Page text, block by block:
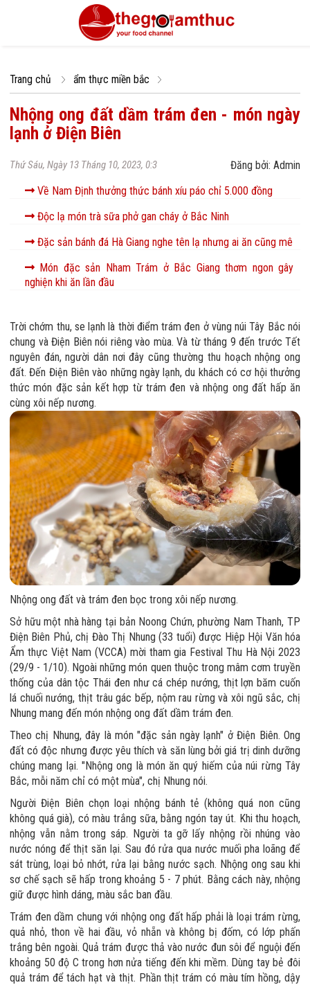
Trang chủ ẩm thực miền bắc
Nhộng ong đất dầm trám đen - món ngày
lạnh ở Điện Biên
Thứ Sáu, Ngày 13 Tháng 10, 2023, 0:3
Đăng bởi: Admin
Về Nam Định thưởng thức bánh xíu páo chỉ 5.000 đồng
Độc lạ món trà sữa phở gan cháy ở Bắc Ninh
Đặc sản bánh đá Hà Giang nghe tên lạ nhưng ai ăn cũng mê
Món đặc sản Nham Trám ở Bắc Giang thơm ngon gây
nghiện khi ăn lần đầu
Trời chớm thu, se lạnh là thời điểm trám đen ở vùng núi Tây Bắc nói
chung và Điện Biên nói riêng vào mùa. Và từ tháng 9 đến trước Tết
nguyên đán, người dân nơi đây cũng thường thu hoạch nhộng ong
đất. Đến Điện Biên vào những ngày lạnh, du khách có cơ hội thưởng
thức món đặc sản kết hợp từ trám đen và nhộng ong đất hấp ăn
cùng xôi nếp nương.
Nhộng ong đất và trám đen bọc trong xôi nếp nương.
Sở hữu một nhà hàng tại bản Noong Chứn, phường Nam Thanh, TP
Điện Biên Phủ, chị Đào Thị Nhung (33 tuổi) được Hiệp Hội Văn hóa
Ẩm thực Việt Nam (VCCA) mời tham gia Festival Thu Hà Nội 2023
(29/9 - 1/10). Ngoài những món quen thuộc trong mâm cơm truyền
thống của dân tộc Thái đen như cá chép nướng, thịt lợn băm cuốn
lá chuối nướng, thịt trâu gác bếp, nộm rau rừng và xôi ngũ sắc, chị
Nhung mang đến món nhộng ong đất dầm trám đen.
Theo chị Nhung, đây là món "đặc sản ngày lạnh" ở Điện Biên. Ong
đất có độc nhưng được yêu thích và săn lùng bởi giá trị dinh dưỡng
chúng mang lại. "Nhộng ong là món ăn quý hiếm của núi rừng Tây
Bắc, mỗi năm chỉ có một mùa", chị Nhung nói.
Người Điện Biên chọn loại nhộng bánh tẻ (không quá non cũng
không quá già), có màu trắng sữa, bằng ngón tay út. Khi thu hoạch,
nhộng vẫn nằm trong sáp. Người ta gỡ lấy nhộng rồi nhúng vào
nước nóng để thịt săn lại. Sau đó rửa qua nước muối pha loãng để
sát trùng, loại bỏ nhớt, rửa lại bằng nước sạch. Nhộng ong sau khi
sơ chế sạch sẽ hấp trong khoảng 5 - 7 phút. Bằng cách này, nhộng
giữ được hình dáng, màu sắc ban đầu.
Trám đen dầm chung với nhộng ong đất hấp phải là loại trám rừng,
quả nhỏ, thon về hai đầu, vỏ nhẵn và không bị đốm, có lớp phấn
trắng bên ngoài. Quả trám được thả vào nước đun sôi để nguội đến
khoảng 50 độ C trong hơn nửa tiếng đến khi mềm. Dùng tay bẻ đôi
quả trám để tách hạt và thịt. Phần thịt trám có màu tím hồng, dậy